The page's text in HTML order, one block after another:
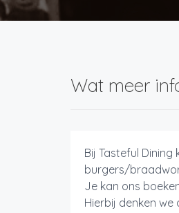
Wat meer
Bij Tasteful
burgers/
Je kan ons
Hierbij denken